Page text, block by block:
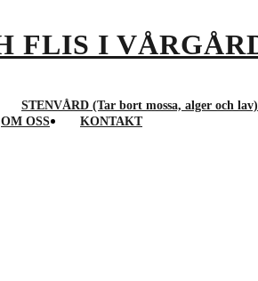
STENVÅRD (Tar bort mossa, alger och lav)
OM OSS KONTAKT